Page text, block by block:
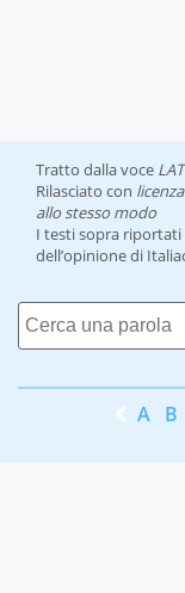
Tratto dalla voce
Rilasciato con
allo stesso modo
I testi sopra
dell’opinione di
A B